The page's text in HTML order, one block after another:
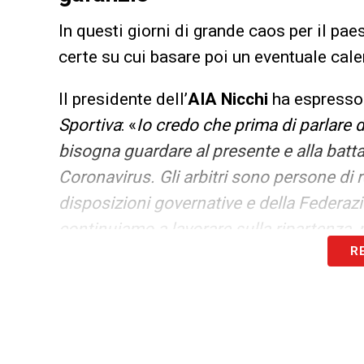
In questi giorni di grande caos per il
certe su cui basare poi un eventuale
Il presidente dell’AIA Nicchi ha
Sportiva: «Io credo che prima di parlare
bisogna guardare al presente e alla
Coronavirus. Gli arbitri sono persone di
disposizioni governative e della
continuiamo a lavorare sulla
pronti a riaccendere il motore ma certo